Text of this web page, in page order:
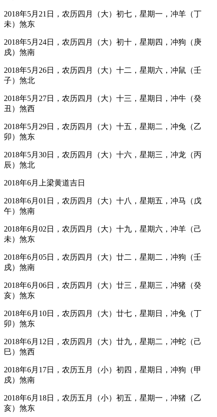
2018年5月21日，农历四月（大）初七，星期一，冲羊（丁
未）煞东
2018年5月24日，农历四月（大）初十，星期四，冲狗（庚
戍）煞南
2018年5月26日，农历四月（大）十二，星期六，冲鼠（壬
子）煞北
2018年5月27日，农历四月（大）十三，星期日，冲牛（癸
丑）煞西
2018年5月29日，农历四月（大）十五，星期二，冲兔（乙
卯）煞东
2018年5月30日，农历四月（大）十六，星期三，冲龙（丙
辰）煞北
2018年6月上梁黄道吉日
2018年6月01日，农历四月（大）十八，星期五，冲马（戊
午）煞南
2018年6月02日，农历四月（大）十九，星期六，冲羊（己
未）煞东
2018年6月05日，农历四月（大）廿二，星期二，冲狗（壬
戍）煞南
2018年6月06日，农历四月（大）廿三，星期三，冲猪（癸
亥）煞东
2018年6月10日，农历四月（大）廿七，星期日，冲兔（丁
卯）煞东
2018年6月12日，农历四月（大）廿九，星期二，冲蛇（己
巳）煞西
2018年6月17日，农历五月（小）初四，星期日，冲狗（甲
戍）煞南
2018年6月18日，农历五月（小）初五，星期一，冲猪（乙
亥）煞东